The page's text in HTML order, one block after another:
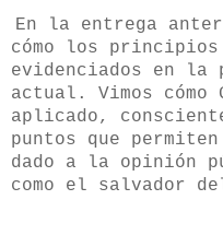
En la entrega
cómo los principios
evidenciados en la
actual. Vimos cómo
aplicado,
puntos que
dado a la opinión
como el salvador